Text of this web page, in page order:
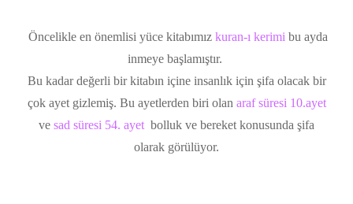
Öncelikle en önemlisi yüce kitabımız kuran-ı kerimi bu ayda
inmeye başlamıştır.
Bu kadar değerli bir kitabın içine insanlık için şifa olacak bir
çok ayet gizlemiş. Bu ayetlerden biri olan araf süresi 10.ayet
ve sad süresi 54. ayet bolluk ve bereket konusunda şifa
olarak görülüyor.